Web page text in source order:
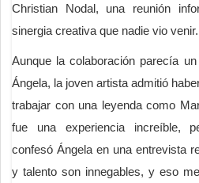
Christian Nodal, una reunión
sinergia creativa que nadie vio venir.
Aunque la colaboración parecía
Ángela, la joven artista admitió
trabajar con una leyenda como
fue una experiencia increíble,
confesó Ángela en una entrevista
y talento son innegables, y eso